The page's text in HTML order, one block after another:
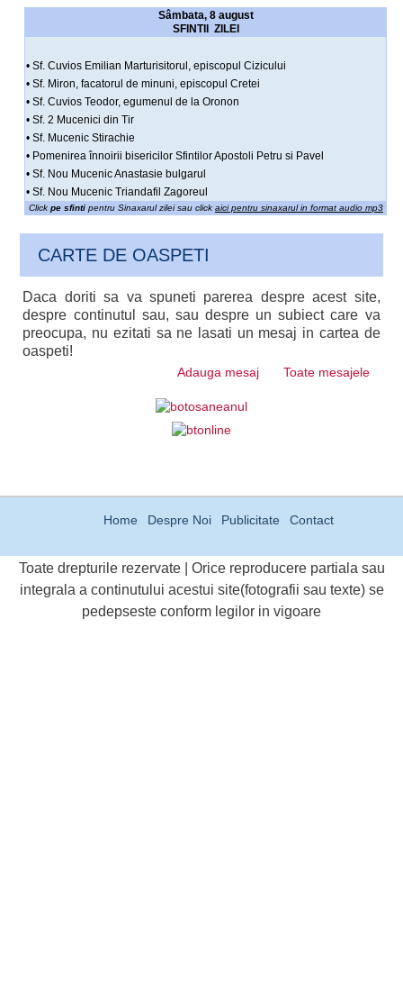
Sâmbata, 8 august
SFINTII ZILEI
• Sf. Cuvios Emilian Marturisitorul, episcopul Cizicului
• Sf. Miron, facatorul de minuni, episcopul Cretei
• Sf. Cuvios Teodor, egumenul de la Oronon
• Sf. 2 Mucenici din Tir
• Sf. Mucenic Stirachie
• Pomenirea înnoirii bisericilor Sfintilor Apostoli Petru si Pavel
• Sf. Nou Mucenic Anastasie bulgarul
• Sf. Nou Mucenic Triandafil Zagoreul
Click pe sfintipentru Sinaxarul zilei sau click aici pentru sinaxarul in format audio mp3
CARTE DE OASPETI
Daca doriti sa va spuneti parerea despre acest site,
despre continutul sau, sau despre un subiect care va
preocupa, nu ezitati sa ne lasati un mesaj in cartea de
oaspeti!
Adauga mesaj Toate mesajele
Home Despre Noi Publicitate Contact
Toate drepturile rezervate | Orice reproducere partiala sau
integrala a continutului acestui site(fotografii sau texte) se
pedepseste conform legilor in vigoare